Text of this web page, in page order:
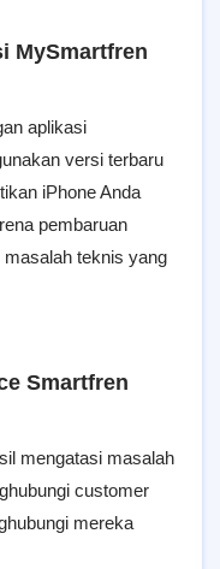
MySmartfren
aplikasi
versi terbaru
iPhone Anda
pembaruan
teknis yang
Smartfren
mengatasi masalah
customer
mereka